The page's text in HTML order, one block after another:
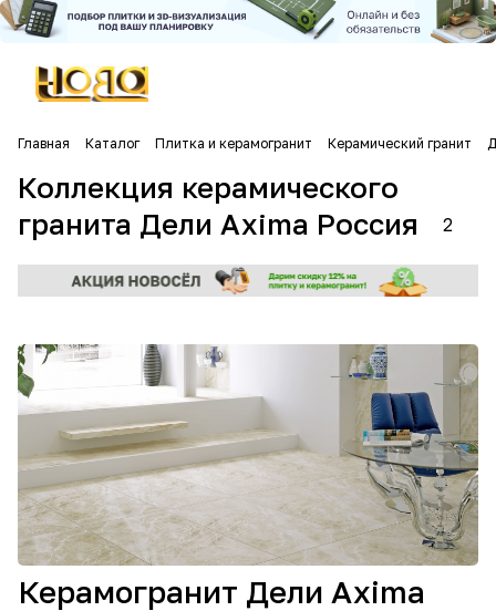
Главная Каталог Плитка и керамогранит Керамический гранит
Коллекция керамического
гранита Дели Axima Россия
2
Керамогранит Дели Axima